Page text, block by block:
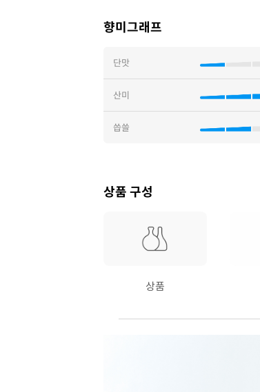
향미그래프
단맛
산미
씁쓸
상품 구성
상품